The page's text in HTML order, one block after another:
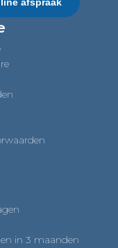
in 3 maanden